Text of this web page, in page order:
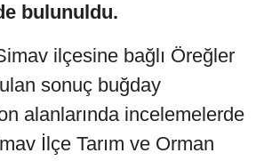
bulunuldu.
ilçesine bağlı Öreğler
sonuç buğday
alanlarında incelemelerde
İlçe Tarım ve Orman